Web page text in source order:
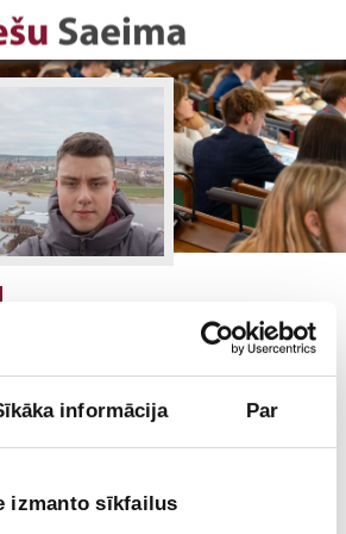
informācija Par
izmanto sīkfailus